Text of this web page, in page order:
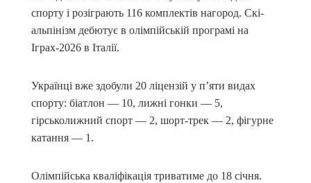
спорту і розіграють 116 комплектів нагород. Скі-
альпінізм дебютує в олімпійській програмі на
Іграх-2026 в Італії.
Українці вже здобули 20 ліцензій у п’яти видах
спорту: біатлон — 10, лижні гонки — 5,
гірськолижний спорт — 2, шорт-трек — 2, фігурне
катання — 1.
Олімпійська кваліфікація триватиме до 18 січня.